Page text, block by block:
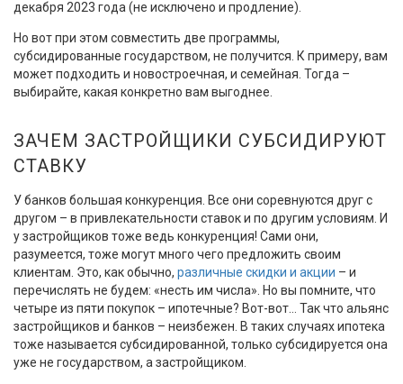
декабря 2023 года (не исключено и продление).
Но вот при этом совместить две программы,
субсидированные государством, не получится. К примеру, вам
может подходить и новостроечная, и семейная. Тогда –
выбирайте, какая конкретно вам выгоднее.
ЗАЧЕМ ЗАСТРОЙЩИКИ СУБСИДИРУЮТ
СТАВКУ
У банков большая конкуренция. Все они соревнуются друг с
другом – в привлекательности ставок и по другим условиям. И
у застройщиков тоже ведь конкуренция! Сами они,
разумеется, тоже могут много чего предложить своим
клиентам. Это, как обычно, различные скидки и акции – и
перечислять не будем: «несть им числа». Но вы помните, что
четыре из пяти покупок – ипотечные? Вот-вот… Так что альянс
застройщиков и банков – неизбежен. В таких случаях ипотека
тоже называется субсидированной, только субсидируется она
уже не государством, а застройщиком.